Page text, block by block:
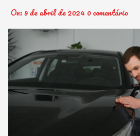
On:9 de abril de 2024 0 comentário